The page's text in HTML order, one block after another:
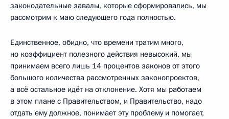
законодательные завалы, которые сформировались, мы
рассмотрим к маю следующего года полностью.
Единственное, обидно, что времени тратим много,
но коэффициент полезного действия невысокий, мы
принимаем всего лишь 14 процентов законов от этого
большого количества рассмотренных законопроектов,
а всё остальное идёт на отклонение. Хотя мы работаем
в этом плане с Правительством, и Правительство, надо
отдать ему должное, понимает эту проблему и помогает,